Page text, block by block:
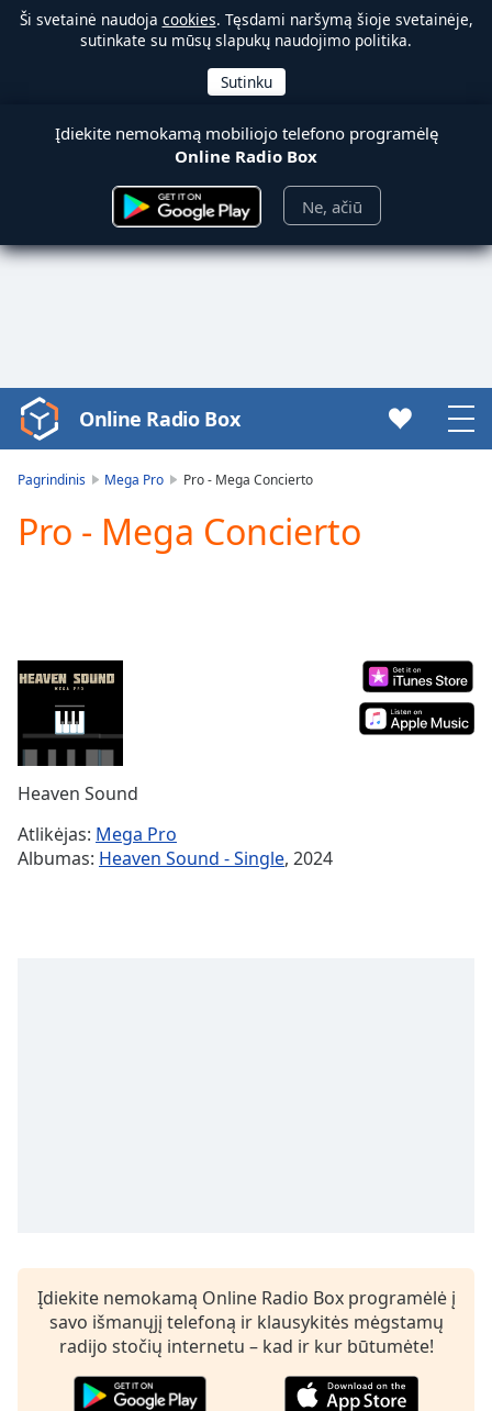
Ši svetainė naudoja cookies. Tęsdami naršymą šioje svetainėje,
sutinkate su mūsų slapukų naudojimo politika.
Įdiekite nemokamą mobiliojo telefono programėlę
Online Radio Box
Ne, ačiū
Video
Player
Play
Video
Mute
Current
0:00
Duration-:-
Loaded:
Stream
TypeLIVE
descriptions
off,
selected
Online Radio Box
Pagrindinis Mega Pro Pro - Mega Concierto
Pro - Mega Concierto
Heaven Sound
Atlikėjas: Mega Pro
Albumas: Heaven Sound - Single, 2024
Įdiekite nemokamą Online Radio Box programėlė į
savo išmanųjį telefoną ir klausykitės mėgstamų
radijo stočių internetu – kad ir kur būtumėte!